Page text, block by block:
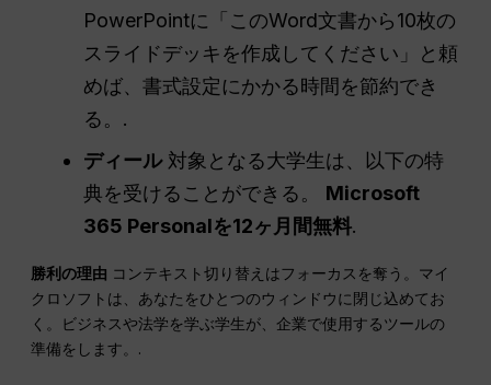
PowerPointに「このWord文書から10枚の
スライドデッキを作成してください」と頼
めば、書式設定にかかる時間を節約でき
る。.
ディール対象となる大学生は、以下の特
典を受けることができる。 Microsoft
365 Personalを12ヶ月間無料.
勝利の理由 コンテキスト切り替えはフォーカスを奪う。マイ
クロソフトは、あなたをひとつのウィンドウに閉じ込めてお
く。ビジネスや法学を学ぶ学生が、企業で使用するツールの
準備をします。.